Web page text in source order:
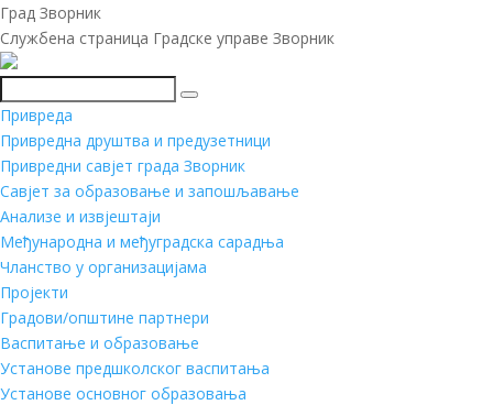
Град Зворник
Службена страница Градске управе Зворник
Претражи
Привреда
Привредна друштва и предузетници
Привредни савјет града Зворник
Савјет за образовање и запошљавање
Анализе и извјештаји
Међународна и међуградска сарадња
Чланство у организацијама
Пројекти
Градови/општине партнери
Васпитање и образовање
Установе предшколског васпитања
Установе основног образовања